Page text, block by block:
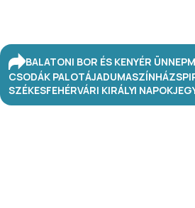
BALATONI BOR ÉS KENYÉR ÜNNEP
CSODÁK PALOTÁJADUMASZÍNHÁZ
SZÉKESFEHÉRVÁRI KIRÁLYI NAPOK